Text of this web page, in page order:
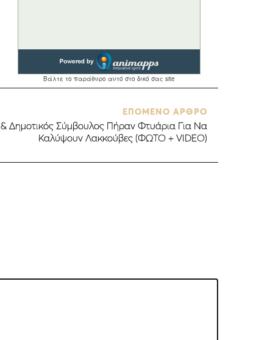
ΕΠΟΜΕΝΟ ΑΡΘΡΟ
Δημοτικός Σύμβουλος Πήραν Φτυάρια Για Να
Καλύψουν Λακκούβες (ΦΩΤΟ + VIDEO)